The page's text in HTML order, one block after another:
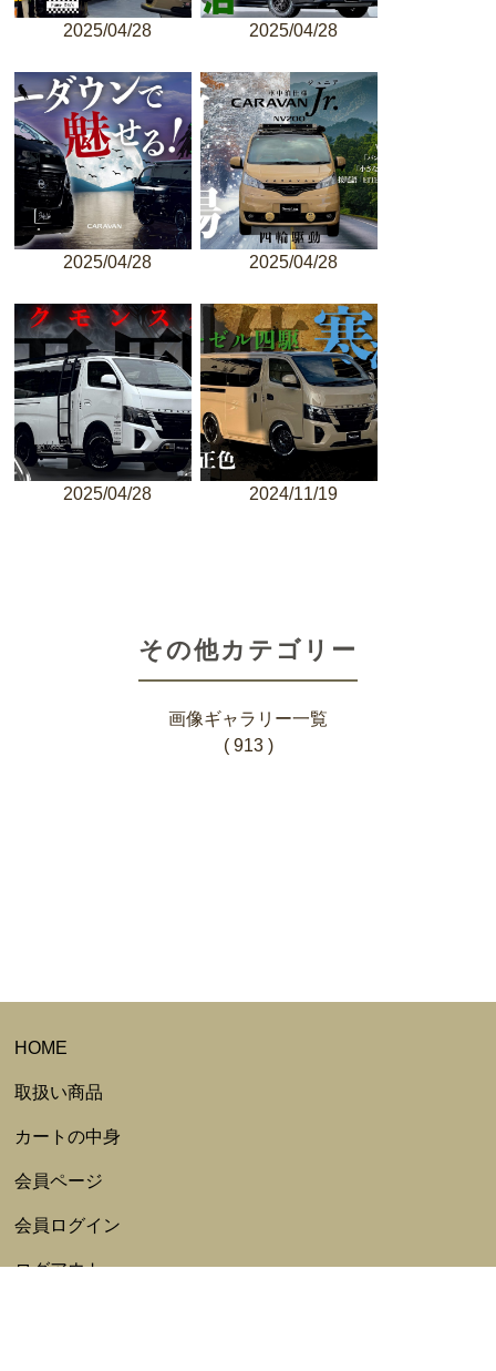
2025/04/28 2025/04/28
2025/04/28 2025/04/28
2025/04/28 2024/11/19
その他カテゴリー
画像ギャラリー一覧
( 913 )
HOME
取扱い商品
カートの中身
会員ページ
会員ログイン
ログアウト